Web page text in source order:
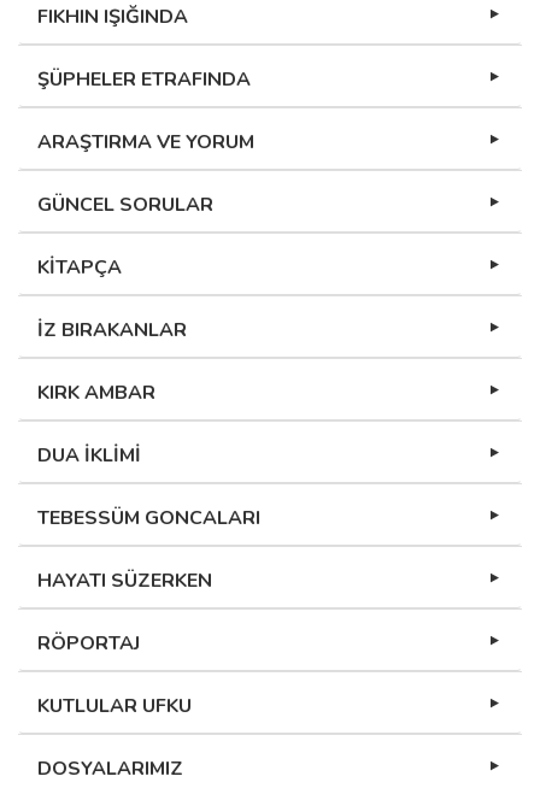
FIKHIN IŞIĞINDA
ŞÜPHELER ETRAFINDA
ARAŞTIRMA VE YORUM
GÜNCEL SORULAR
KİTAPÇA
İZ BIRAKANLAR
KIRK AMBAR
DUA İKLİMİ
TEBESSÜM GONCALARI
HAYATI SÜZERKEN
RÖPORTAJ
KUTLULAR UFKU
DOSYALARIMIZ